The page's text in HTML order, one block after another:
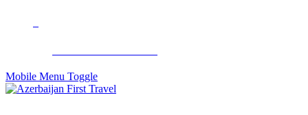
Mobile Menu Toggle